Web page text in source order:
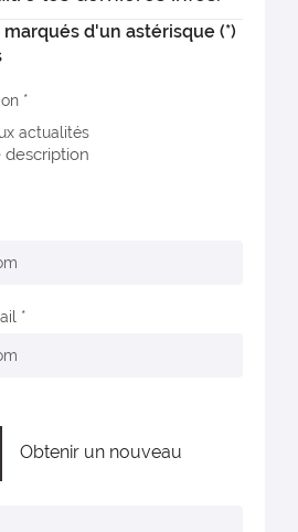
d'un astérisque (*)
actualités
description
Obtenir un nouveau